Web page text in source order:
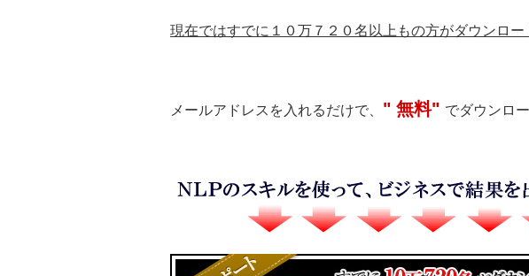
現在ではすでに１０万７２０名以上もの方がダウンロー
メールアドレスを入れるだけで、 " 無料" でダウンロ